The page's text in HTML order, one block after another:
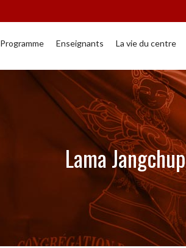
Programme Enseignants La vie du centre
Lama Jangchup